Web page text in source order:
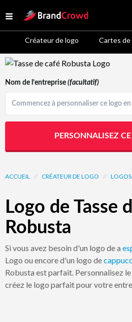
Open menu
Site Logo
Créateur de logo Cartes
Logo Template Preview
ACCUEIL // CRÉATEUR DE LOGO // LOGOS
Logo de Tasse
Robusta
Si vous avez besoin d'un logo de a
Logo ou encore d'un logo de
Robusta est parfait. Personnalisez
créez le logo parfait pour votre
Nom de l’entreprise (facultatif)
PERSONNALISEZ